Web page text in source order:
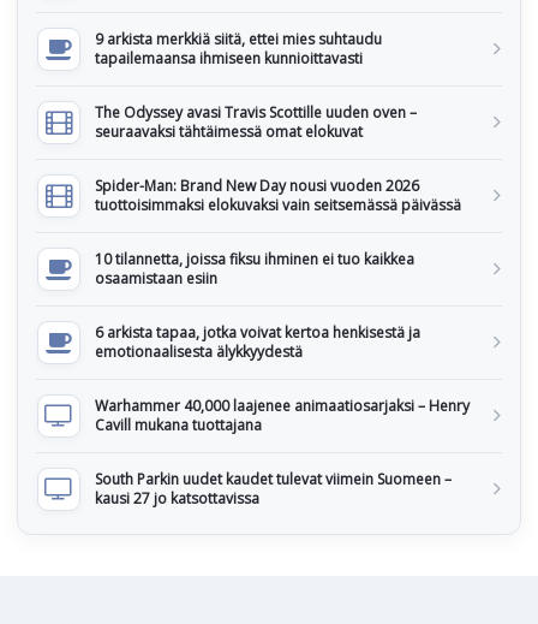
9 arkista merkkiä siitä, ettei mies suhtaudu
tapailemaansa ihmiseen kunnioittavasti
The Odyssey avasi Travis Scottille uuden oven –
seuraavaksi tähtäimessä omat elokuvat
Spider-Man: Brand New Day nousi vuoden 2026
tuottoisimmaksi elokuvaksi vain seitsemässä päivässä
10 tilannetta, joissa fiksu ihminen ei tuo kaikkea
osaamistaan esiin
6 arkista tapaa, jotka voivat kertoa henkisestä ja
emotionaalisesta älykkyydestä
Warhammer 40,000 laajenee animaatiosarjaksi – Henry
Cavill mukana tuottajana
South Parkin uudet kaudet tulevat viimein Suomeen –
kausi 27 jo katsottavissa